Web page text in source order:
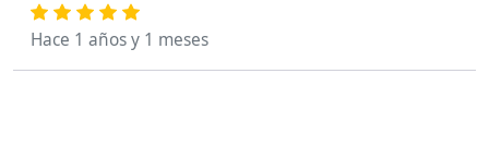
Hace 1 años y 1 meses